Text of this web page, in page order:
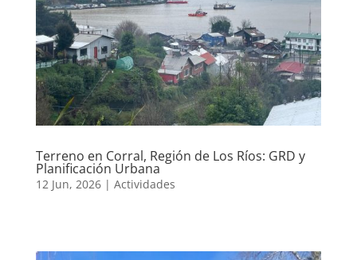
Terreno en Corral, Región de Los Ríos: GRD y
Planificación Urbana
12 Jun, 2026| Actividades